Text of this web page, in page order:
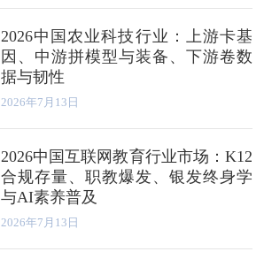
2026中国农业科技行业：上游卡基
因、中游拼模型与装备、下游卷数
据与韧性
2026年7月13日
2026中国互联网教育行业市场：K12
合规存量、职教爆发、银发终身学
与AI素养普及
2026年7月13日